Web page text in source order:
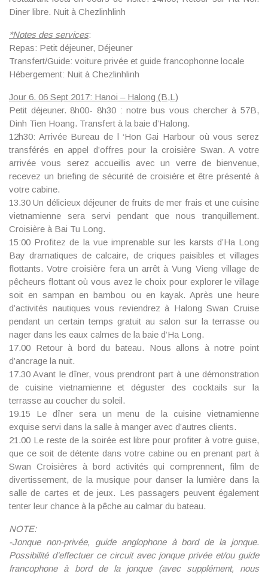
Diner libre. Nuit à Chezlinhlinh
*Notes des services:
Repas: Petit déjeuner, Déjeuner
Transfert/Guide: voiture privée et guide francophonne locale
Hébergement: Nuit à Chezlinhlinh
Jour 6. 06 Sept 2017: Hanoi – Halong (B,L)
Petit déjeuner. 8h00- 8h30 : notre bus vous chercher à 57B,
Dinh Tien Hoang. Transfert à la baie d’Halong.
12h30: Arrivée Bureau de l ‘Hon Gai Harbour où vous serez
transférés en appel d’offres pour la croisière Swan. A votre
arrivée vous serez accueillis avec un verre de bienvenue,
recevez un briefing de sécurité de croisière et être présenté à
votre cabine.
13.30 Un délicieux déjeuner de fruits de mer frais et une cuisine
vietnamienne sera servi pendant que nous tranquillement.
Croisière à Bai Tu Long.
15:00 Profitez de la vue imprenable sur les karsts d’Ha Long
Bay dramatiques de calcaire, de criques paisibles et villages
flottants. Votre croisière fera un arrêt à Vung Vieng village de
pêcheurs flottant où vous avez le choix pour explorer le village
soit en sampan en bambou ou en kayak. Après une heure
d’activités nautiques vous reviendrez à Halong Swan Cruise
pendant un certain temps gratuit au salon sur la terrasse ou
nager dans les eaux calmes de la baie d’Ha Long.
17.00 Retour à bord du bateau. Nous allons à notre point
d’ancrage la nuit.
17.30 Avant le dîner, vous prendront part à une démonstration
de cuisine vietnamienne et déguster des cocktails sur la
terrasse au coucher du soleil.
19.15 Le dîner sera un menu de la cuisine vietnamienne
exquise servi dans la salle à manger avec d’autres clients.
21.00 Le reste de la soirée est libre pour profiter à votre guise,
que ce soit de détente dans votre cabine ou en prenant part à
Swan Croisières à bord activités qui comprennent, film de
divertissement, de la musique pour danser la lumière dans la
salle de cartes et de jeux. Les passagers peuvent également
tenter leur chance à la pêche au calmar du bateau.
NOTE:
-Jonque non-privée, guide anglophone à bord de la jonque.
Possibilité d’effectuer ce circuit avec jonque privée et/ou guide
francophone à bord de la jonque (avec supplément, nous